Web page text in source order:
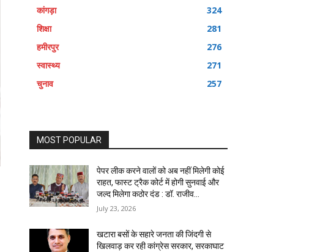
कांगड़ा
324
शिक्षा
281
हमीरपुर
276
स्वास्थ्य
271
चुनाव
257
MOST POPULAR
पेपर लीक करने वालों को अब नहीं मिलेगी कोई
राहत, फास्ट ट्रैक कोर्ट में होगी सुनवाई और
जल्द मिलेगा कठोर दंड : डॉ. राजीव...
July 23, 2026
खटारा बसों के सहारे जनता की जिंदगी से
खिलवाड़ कर रही कांग्रेस सरकार, सरकाघाट